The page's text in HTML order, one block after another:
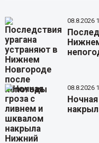
08.8.2026
08.8.2026